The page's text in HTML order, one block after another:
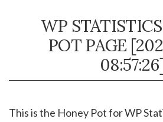
WP
POT PAGE
This is the Honey Pot for WP